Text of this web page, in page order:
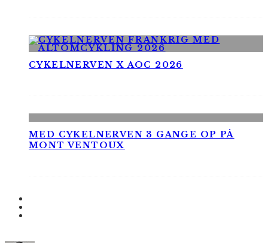
CYKELNERVEN X AOC 2026
MED CYKELNERVEN 3 GANGE OP PÅ
MONT VENTOUX